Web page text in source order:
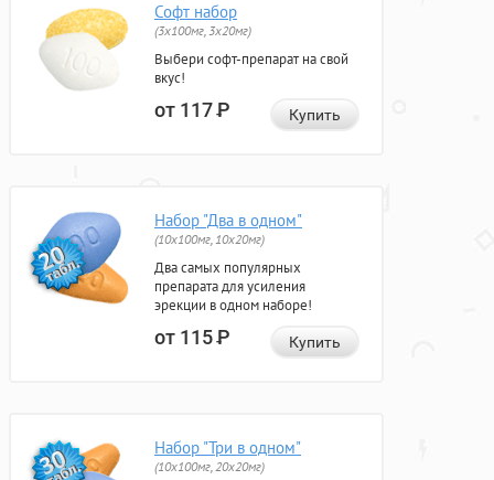
Софт набор
(3x100мг, 3x20мг)
Выбери софт-препарат на свой
вкус!
от 117Р Купить
Набор "Два в одном"
(10x100мг, 10x20мг)
Два самых популярных
препарата для усиления
эрекции в одном наборе!
от 115Р Купить
Набор "Три в одном"
(10x100мг, 20x20мг)